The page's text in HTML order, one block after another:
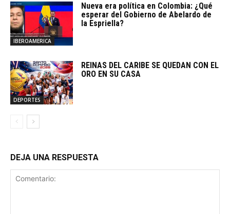
IBEROAMERICA
Nueva era política en Colombia: ¿Qué
esperar del Gobierno de Abelardo de
la Espriella?
DEPORTES
REINAS DEL CARIBE SE QUEDAN CON EL
ORO EN SU CASA
DEJA UNA RESPUESTA